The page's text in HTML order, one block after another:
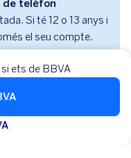
de telèfon
Si té 12 o 13 anys i
el seu compte.
ets de BBVA